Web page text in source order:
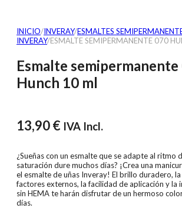
INICIO/INVERAY/ESMALTES
INVERAY/ESMALTE SEMIPERMANENTE 070
Esmalte
Hunch 10 ml
13,90€ IVA Incl.
¿Sueñas con un esmalte que se adapte al ritmo
saturación dure muchos días? ¡Crea una
el esmalte de uñas Inveray! El brillo duradero,
factores externos, la facilidad de aplicación y la
sin HEMA te harán disfrutar de un hermoso
días.